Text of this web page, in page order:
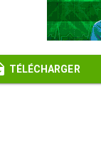
TÉLÉCHARGER